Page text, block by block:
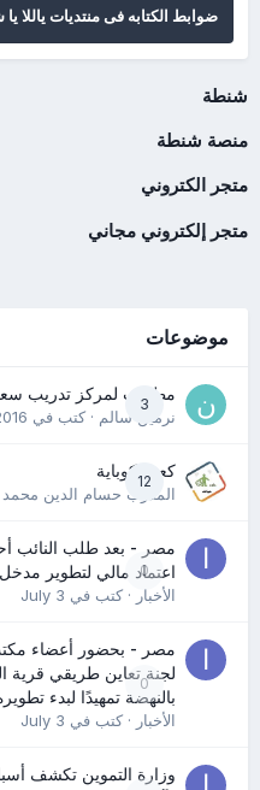
ضوابط الكتابه فى منتديات ياللا يا
شنطة
منصة شنطة
متجر الكتروني
متجر إلكتروني مجاني
موضوعات
3
مطلوب لمركز تدريب
نرمين سالم· كتب في
12
كعب كوباية
المدرب حسام الدين محمد
0
مصر - بعد طلب النائب
اعتماد مالي لتطوير
الأخبار· كتب في July 3
0
مصر - بحضور أعضاء مكتب
لجنة تعاين طريقي قرية
بالنهضة تمهيدًا لبدء تطويره
الأخبار· كتب في July 3
وزارة التموين تكشف